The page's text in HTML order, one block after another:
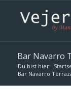
Bar Navarro
Du bist hier:
Bar Navarro